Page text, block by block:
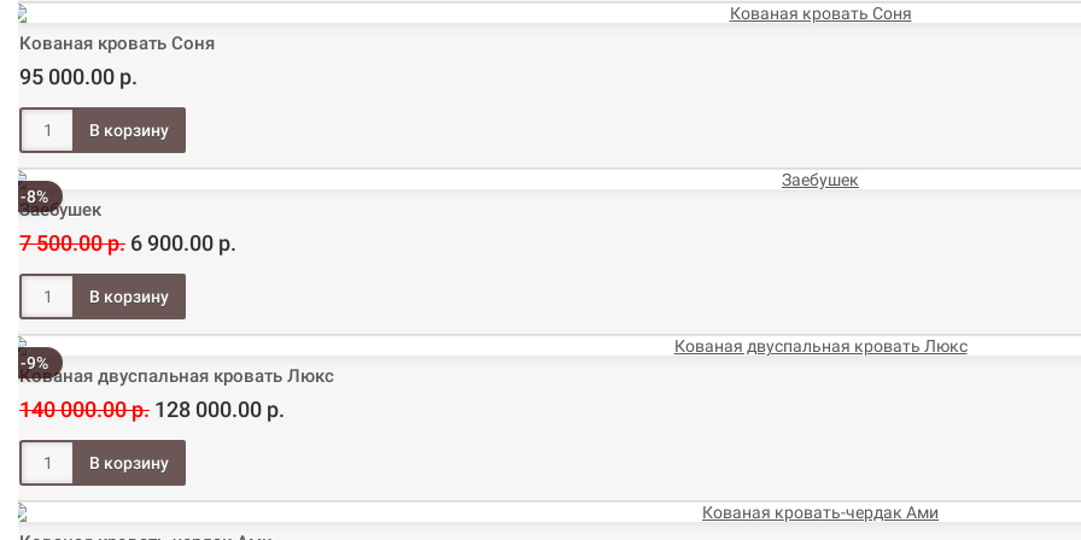
Кованая кровать Соня
95 000.00 р.
-8%
Заебушек
7 500.00 р. 6 900.00 р.
-9%
Кованая двуспальная кровать Люкс
140 000.00 р. 128 000.00 р.